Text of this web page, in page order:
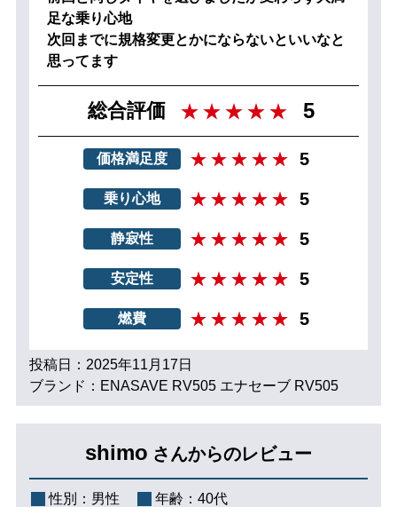
足な乗り心地
次回までに規格変更とかにならないといいなと
思ってます
総合評価 5
価格満足度 5
乗り心地 5
静寂性 5
安定性 5
燃費 5
投稿日：2025年11月17日
ブランド：ENASAVE RV505 エナセーブ RV505
shimo さんからのレビュー
性別： 男性 年齢： 40代